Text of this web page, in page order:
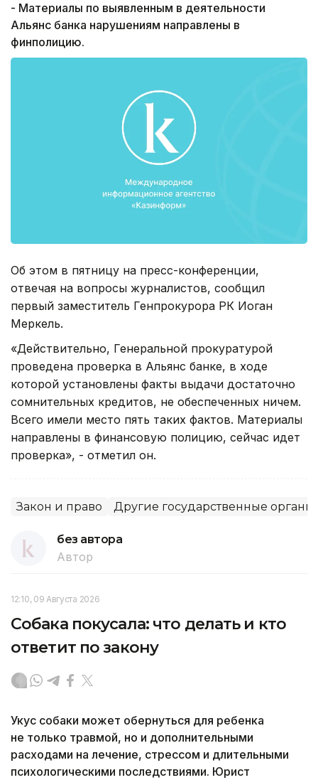
- Материалы по выявленным в деятельности
Альянс банка нарушениям направлены в
финполицию.
Об этом в пятницу на пресс-конференции,
отвечая на вопросы журналистов, сообщил
первый заместитель Генпрокурора РК Иоган
Меркель.
«Действительно, Генеральной прокуратурой
проведена проверка в Альянс банке, в ходе
которой установлены факты выдачи достаточно
сомнительных кредитов, не обеспеченных ничем.
Всего имели место пять таких фактов. Материалы
направлены в финансовую полицию, сейчас идет
проверка», - отметил он.
Закон и право Другие государственные органы
без автора
Автор
12:10, 09 Августа 2026
Собака покусала: что делать и кто
ответит по закону
Укус собаки может обернуться для ребенка
не только травмой, но и дополнительными
расходами на лечение, стрессом и длительными
психологическими последствиями. Юрист